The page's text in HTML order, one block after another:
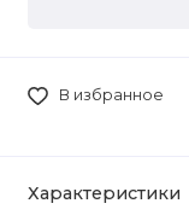
В избранное
Характеристики